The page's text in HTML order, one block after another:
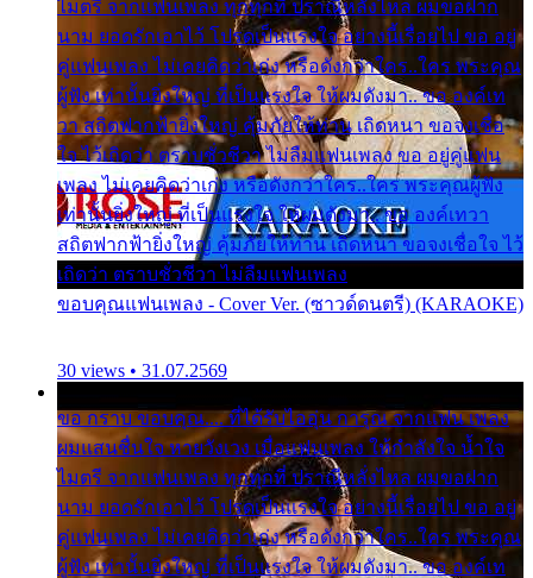
ไมตรี จากแฟนเพลง ทุกทุกที่ ปราณีหลั่งไหล ผมขอฝาก
นาม ยอดรักเอาไว้ โปรดเป็นแรงใจ อย่างนี้เรื่อยไป ขอ อยู่
คู่แฟนเพลง ไม่เคยคิดว่าเก่ง หรือดังกว่าใคร..ใคร พระคุณ
ผู้ฟัง เท่านั้นยิ่งใหญ่ ที่เป็นแรงใจ ให้ผมดังมา.. ขอ องค์เท
วา สถิตฟากฟ้ายิ่งใหญ่ คุ้มภัยให้ท่าน เถิดหนา ขอจงเชื่อ
ใจ ไว้เถิดว่า ตราบชั่วชีวา ไม่ลืมแฟนเพลง ขอ อยู่คู่แฟน
เพลง ไม่เคยคิดว่าเก่ง หรือดังกว่าใคร..ใคร พระคุณผู้ฟัง
เท่านั้นยิ่งใหญ่ ที่เป็นแรงใจ ให้ผมดังมา.. ขอ องค์เทวา
สถิตฟากฟ้ายิ่งใหญ่ คุ้มภัยให้ท่าน เถิดหนา ขอจงเชื่อใจ ไว้
เถิดว่า ตราบชั่วชีวา ไม่ลืมแฟนเพลง
ขอบคุณแฟนเพลง - Cover Ver. (ซาวด์ดนตรี) (KARAOKE)
30 views • 31.07.2569
ขอ กราบ ขอบคุณ.... ที่ได้รับไออุ่น การุณ จากแฟน เพลง
ผมแสนชื่นใจ หายวังเวง เมื่อแฟนเพลง ให้กำลังใจ น้ำใจ
ไมตรี จากแฟนเพลง ทุกทุกที่ ปราณีหลั่งไหล ผมขอฝาก
นาม ยอดรักเอาไว้ โปรดเป็นแรงใจ อย่างนี้เรื่อยไป ขอ อยู่
คู่แฟนเพลง ไม่เคยคิดว่าเก่ง หรือดังกว่าใคร..ใคร พระคุณ
ผู้ฟัง เท่านั้นยิ่งใหญ่ ที่เป็นแรงใจ ให้ผมดังมา.. ขอ องค์เท